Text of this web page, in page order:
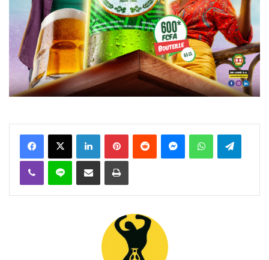
FacebookX Linkedin PinterestReddit MessengerWhatsAppTelegram
Viber Ligne Partager par email Imprimer